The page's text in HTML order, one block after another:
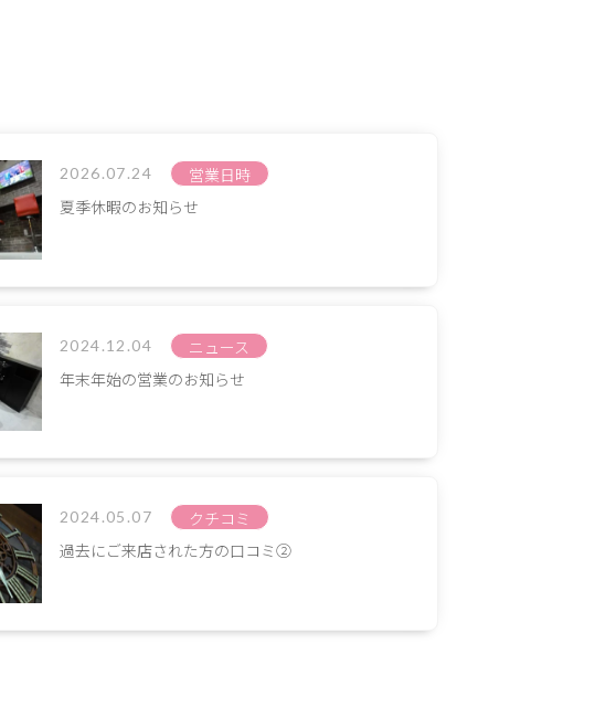
2026.07.24
営業日時
夏季休暇のお知らせ
2024.12.04
ニュース
年末年始の営業のお知らせ
2024.05.07
クチコミ
過去にご来店された方の口コミ②